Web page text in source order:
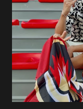
entra no quarto de
encontro deles,
Paula sobre a
Rogerio consegue
desaparecimento de
ter sido vítima da
que a clínica
...